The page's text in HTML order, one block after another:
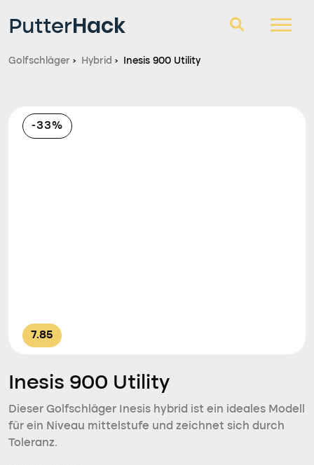
PutterHack
Fragen und Antworten
Golfschläger › Hybrid › Inesis 900 Utility
-33%
7.85
Inesis 900 Utility
Dieser Golfschläger Inesis hybrid ist ein ideales Modell
für ein Niveau mittelstufe und zeichnet sich durch
Toleranz.